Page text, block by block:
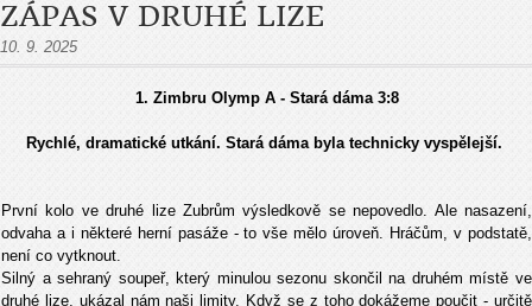
ZÁPAS V DRUHÉ LIZE
10. 9. 2025
1. Zimbru Olymp A - Stará dáma 3:8
Rychlé, dramatické utkání. Stará dáma byla technicky vyspělejší.
První kolo ve druhé lize Zubrům výsledkově se nepovedlo. Ale nasazení,
odvaha a i některé herní pasáže - to vše mělo úroveň. Hráčům, v podstatě,
není co vytknout.
Silný a sehraný soupeř, který minulou sezonu skončil na druhém místě ve
druhé lize, ukázal nám naši limity. Když se z toho dokážeme poučit - určitě